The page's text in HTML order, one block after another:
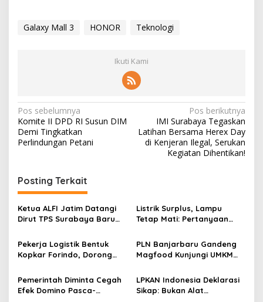
Galaxy Mall 3 HONOR Teknologi
Ikuti Kami
N
a
v
g
a
s
i
p
o
s
Pos sebelumnya
Komite II DPD RI Susun DIM
Demi Tingkatkan
Perlindungan Petani
Pos berikutnya
IMI Surabaya Tegaskan
Latihan Bersama Herex Day
di Kenjeran Ilegal, Serukan
Kegiatan Dihentikan!
Posting Terkait
Ketua ALFI Jatim Datangi
Dirut TPS Surabaya Baru
Peningkatan Layanan
Listrik Surplus, Lampu
Tetap Mati: Pertanyaan
Pekerja Logistik Bentuk
Kopkar Forindo, Dorong
Perlindungan Anggota
PLN Banjarbaru Gandeng
Magfood Kunjungi UMKM
Tawarkan Paket Kemitraan
12-15 Juta untuk Calon
Pensiunan
Pemerintah Diminta Cegah
Efek Domino Pasca-
LPKAN Indonesia Deklarasi
Sikap: Bukan Alat